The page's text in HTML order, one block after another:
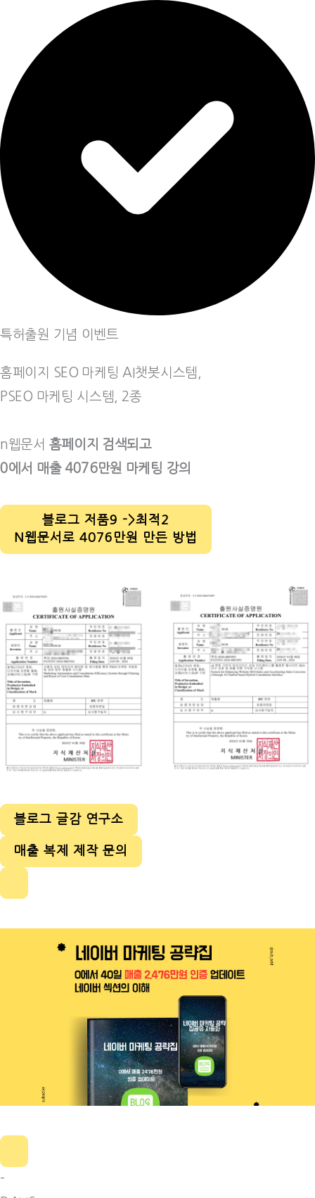
특허출원 기념 이벤트
홈페이지 SEO 마케팅 AI챗봇시스템,
PSEO 마케팅 시스템, 2종
n웹문서 홈페이지 검색되고
0에서 매출 4076만원 마케팅 강의
블로그 저품9 ->최적2
N웹문서로 4076만원 만든 방법
블로그 글감 연구소
매출 복제 제작 문의
-